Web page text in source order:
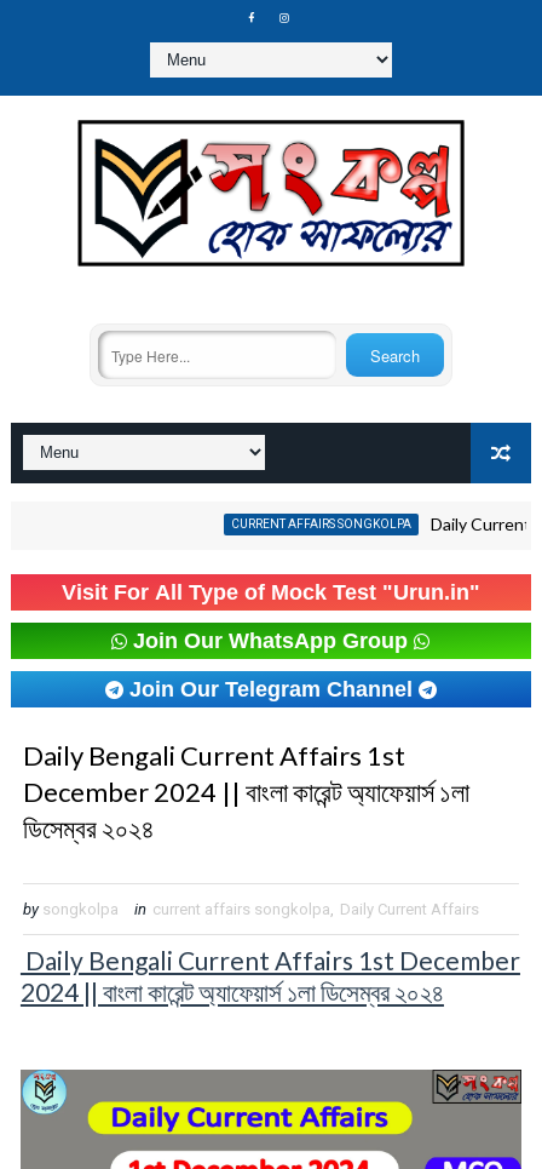
CURRENT AFFAIRS SONGKOLPA Daily Current Affairs
Visit For All Type of Mock Test "Urun.in"
Join Our WhatsApp Group
Join Our Telegram Channel
Daily Bengali Current Affairs 1st
December 2024 || বাংলা কারেন্ট অ্যাফেয়ার্স ১লা
ডিসেম্বর ২০২৪
by songkolpa in current affairs songkolpa, Daily Current Affairs
Daily Bengali Current Affairs 1st December
2024 || বাংলা কারেন্ট অ্যাফেয়ার্স ১লা ডিসেম্বর ২০২৪